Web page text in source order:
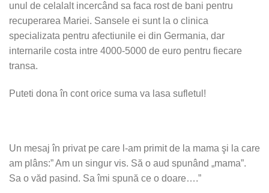
unul de celalalt incercând sa faca rost de bani pentru
recuperarea Mariei. Sansele ei sunt la o clinica
specializata pentru afectiunile ei din Germania, dar
internarile costa intre 4000-5000 de euro pentru fiecare
transa.
Puteti dona în cont orice suma va lasa sufletul!
Un mesaj în privat pe care l-am primit de la mama şi la care
am plâns:” Am un singur vis. Să o aud spunând „mama”.
Sa o văd pasind. Sa îmi spună ce o doare….”